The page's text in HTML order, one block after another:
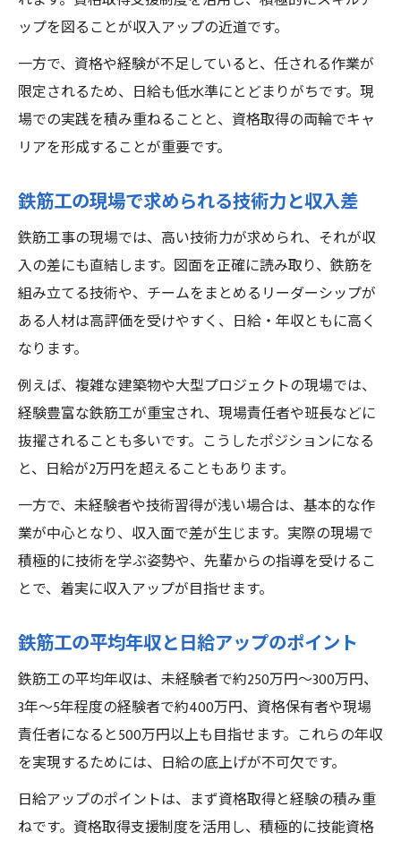
ップを図ることが収入アップの近道です。
一方で、資格や経験が不足していると、任される作業が
限定されるため、日給も低水準にとどまりがちです。現
場での実践を積み重ねることと、資格取得の両輪でキャ
リアを形成することが重要です。
鉄筋工の現場で求められる技術力と収入差
鉄筋工事の現場では、高い技術力が求められ、それが収
入の差にも直結します。図面を正確に読み取り、鉄筋を
組み立てる技術や、チームをまとめるリーダーシップが
ある人材は高評価を受けやすく、日給・年収ともに高く
なります。
例えば、複雑な建築物や大型プロジェクトの現場では、
経験豊富な鉄筋工が重宝され、現場責任者や班長などに
抜擢されることも多いです。こうしたポジションになる
と、日給が2万円を超えることもあります。
一方で、未経験者や技術習得が浅い場合は、基本的な作
業が中心となり、収入面で差が生じます。実際の現場で
積極的に技術を学ぶ姿勢や、先輩からの指導を受けるこ
とで、着実に収入アップが目指せます。
鉄筋工の平均年収と日給アップのポイント
鉄筋工の平均年収は、未経験者で約250万円〜300万円、
3年〜5年程度の経験者で約400万円、資格保有者や現場
責任者になると500万円以上も目指せます。これらの年収
を実現するためには、日給の底上げが不可欠です。
日給アップのポイントは、まず資格取得と経験の積み重
ねです。資格取得支援制度を活用し、積極的に技能資格